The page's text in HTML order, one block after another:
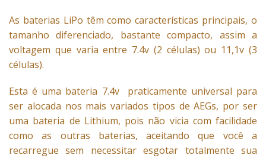
As baterias LiPo têm como características principais, o
tamanho diferenciado, bastante compacto, assim a
voltagem que varia entre 7.4v (2 células) ou 11,1v (3
células).
Esta é uma bateria 7.4v praticamente universal para
ser alocada nos mais variados tipos de AEGs, por ser
uma bateria de Lithium, pois não vicia com facilidade
como as outras baterias, aceitando que você a
recarregue sem necessitar esgotar totalmente sua